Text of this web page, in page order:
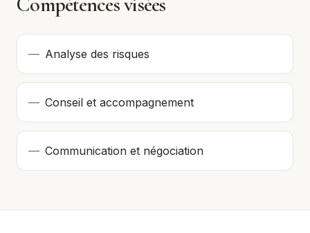
— Analyse des risques
— Conseil et accompagnement
— Communication et négociation